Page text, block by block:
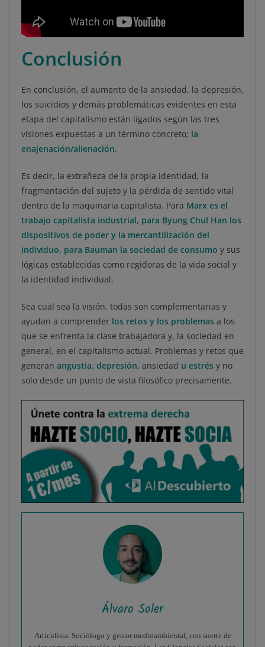
Conclusión
En conclusión, el aumento de la ansiedad, la depresión,
los suicidios y demás problemáticas evidentes en esta
etapa del capitalismo están ligados según las tres
visiones expuestas a un término concreto; la
enajenación/alienación.
Es decir, la extrañeza de la propia identidad, la
fragmentación del sujeto y la pérdida de sentido vital
dentro de la maquinaria capitalista. Para Marx es el
trabajo capitalista industrial, para Byung Chul Han los
dispositivos de poder y la mercantilización del
individuo, para Bauman la sociedad de consumo y sus
lógicas establecidas como regidoras de la vida social y
la identidad individual.
Sea cual sea la visión, todas son complementarias y
ayudan a comprender los retos y los problemas a los
que se enfrenta la clase trabajadora y, la sociedad en
general, en el capitalismo actual. Problemas y retos que
generan angustia, depresión, ansiedad u estrés y no
solo desde un punto de vista filosófico precisamente.
Álvaro Soler
Articulista. Sociólogo y gestor medioambiental, con suerte de